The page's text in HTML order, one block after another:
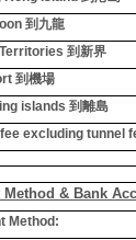
到九龍
到新界
到機場
islands 到離島
excluding tunnel
Method & Bank
Method: